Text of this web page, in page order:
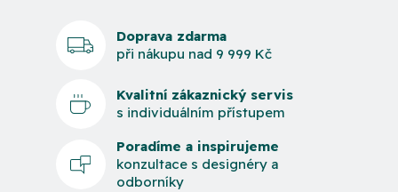
Doprava zdarma
při nákupu nad 9 999 Kč
Kvalitní zákaznický servis
s individuálním přístupem
Poradíme a inspirujeme
konzultace s designéry a
odborníky